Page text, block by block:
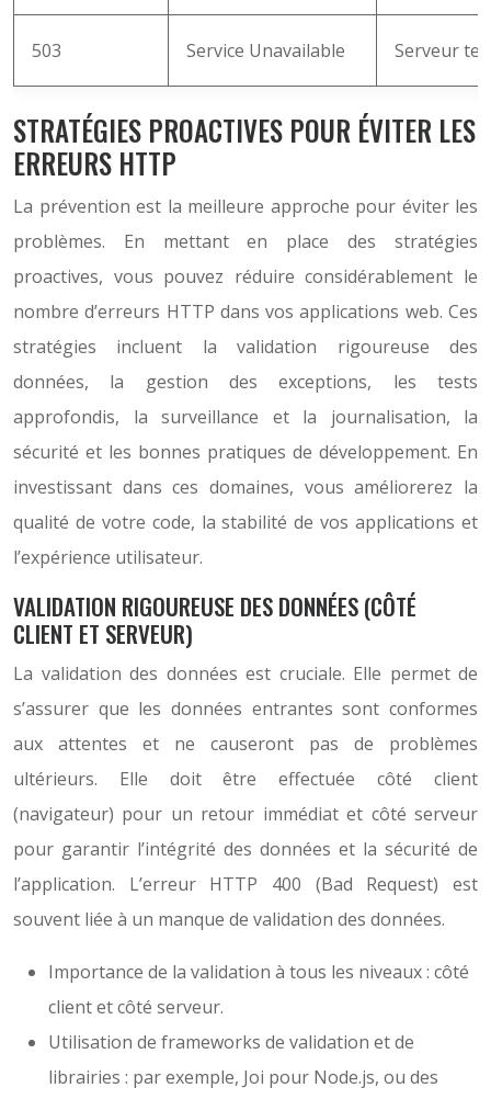
503 Service Unavailable Serveur
STRATÉGIES PROACTIVES POUR ÉVITER LES
ERREURS HTTP
La prévention est la meilleure approche pour éviter les
problèmes. En mettant en place des stratégies
proactives, vous pouvez réduire considérablement le
nombre d’erreurs HTTP dans vos applications web. Ces
stratégies incluent la validation rigoureuse des
données, la gestion des exceptions, les tests
approfondis, la surveillance et la journalisation, la
sécurité et les bonnes pratiques de développement. En
investissant dans ces domaines, vous améliorerez la
qualité de votre code, la stabilité de vos applications et
l’expérience utilisateur.
VALIDATION RIGOUREUSE DES DONNÉES (CÔTÉ
CLIENT ET SERVEUR)
La validation des données est cruciale. Elle permet de
s’assurer que les données entrantes sont conformes
aux attentes et ne causeront pas de problèmes
ultérieurs. Elle doit être effectuée côté client
(navigateur) pour un retour immédiat et côté serveur
pour garantir l’intégrité des données et la sécurité de
l’application. L’erreur HTTP 400 (Bad Request) est
souvent liée à un manque de validation des données.
Importance de la validation à tous les niveaux : côté
client et côté serveur.
Utilisation de frameworks de validation et de
librairies : par exemple, Joi pour Node.js, ou des